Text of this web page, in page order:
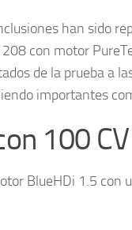
han sido
con motor
de la prueba a
importantes
100 CV
BlueHDi 1.5 con